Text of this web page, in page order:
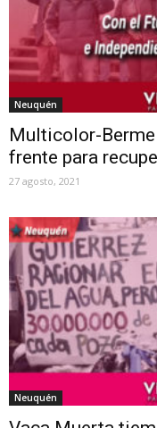
Neuquén
Multicolor-
frente para
27 agosto, 2021
Neuquén